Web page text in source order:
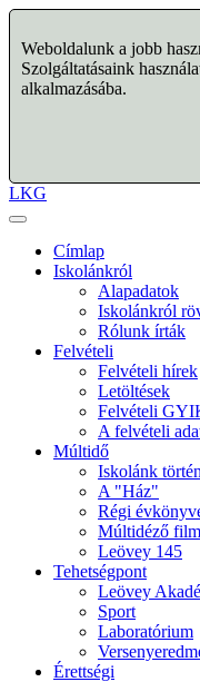
Weboldalunk a jobb
Szolgáltatásaink
alkalmazásába.
LKG
Címlap
Iskolánkról
Alapadatok
Iskolánkról
Rólunk írták
Felvételi
Felvételi hírek
Letöltések
Felvételi
A felvételi
Múltidő
Iskolánk
A "Ház"
Régi
Múltidéző
Leövey 145
Tehetségpont
Leövey
Sport
Laboratórium
Érettségi